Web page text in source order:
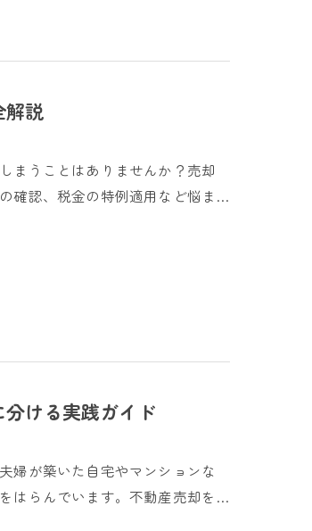
解説
まうことはありませんか？売却
確認、税金の特例適用など悩ま…
ける実践ガイド
婦が築いた自宅やマンションな
はらんでいます。不動産売却を…